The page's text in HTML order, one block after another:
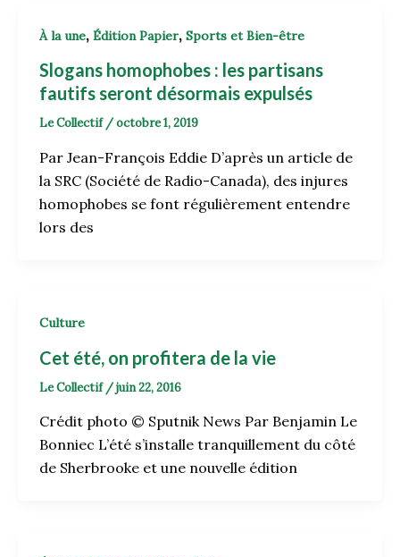
À la une, Édition Papier, Sports et Bien-être
Slogans homophobes : les partisans
fautifs seront désormais expulsés
Le Collectif /octobre 1, 2019
Par Jean-François Eddie D’après un article de
la SRC (Société de Radio-Canada), des injures
homophobes se font régulièrement entendre
lors des
Culture
Cet été, on profitera de la vie
Le Collectif /juin 22, 2016
Crédit photo © Sputnik News Par Benjamin Le
Bonniec L’été s’installe tranquillement du côté
de Sherbrooke et une nouvelle édition